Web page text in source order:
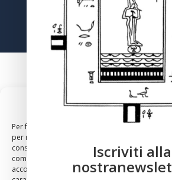
Gestisci Consenso
Per fornire le migliori esperienze, utilizziamo
per memorizzare e/o accedere alle
consenso a queste tecnologie ci permetterà di
comportamento di navigazione o ID unici su
acconsentire o ritirare il consenso può influire
2024 – Copyright – Associazione
Iscriviti alla